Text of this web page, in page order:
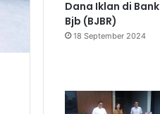
Dana Iklan di Bank
Bjb (BJBR)
18 September 2024